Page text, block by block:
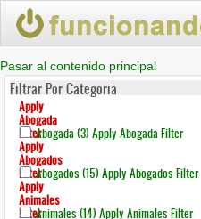
Pasar al contenido principal
Filtrar Por Categoria
Apply
Abogada
FilterAbogada (3) Apply Abogada Filter
Apply
Abogados
FilterAbogados (15) Apply Abogados Filter
Apply
Animales
FilterAnimales (14) Apply Animales Filter